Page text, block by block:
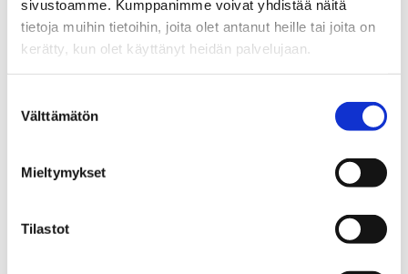
sivustoamme. Kumppanimme voivat yhdistää näitä
tietoja muihin tietoihin, joita olet antanut heille tai joita on
kerätty, kun olet käyttänyt heidän palvelujaan.
valinta
Välttämätön
Mieltymykset
Tilastot
2022
Understanding
Cyberprivacy:
Eltahawy,
2021
Andrejs;
Peksa,